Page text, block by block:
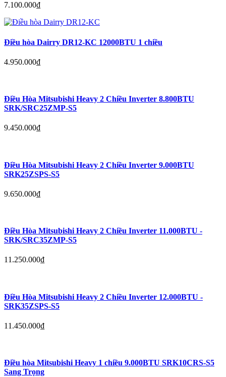
7.100.000₫
Điều hòa Dairry DR12-KC 12000BTU 1 chiều
4.950.000₫
Điều Hòa Mitsubishi Heavy 2 Chiều Inverter 8.800BTU
SRK/SRC25ZMP-S5
9.450.000₫
Điều Hòa Mitsubishi Heavy 2 Chiều Inverter 9.000BTU
SRK25ZSPS-S5
9.650.000₫
Điều Hòa Mitsubishi Heavy 2 Chiều Inverter 11.000BTU -
SRK/SRC35ZMP-S5
11.250.000₫
Điều Hòa Mitsubishi Heavy 2 Chiều Inverter 12.000BTU -
SRK35ZSPS-S5
11.450.000₫
Điều hòa Mitsubishi Heavy 1 chiều 9.000BTU SRK10CRS-S5
Sang Trọng